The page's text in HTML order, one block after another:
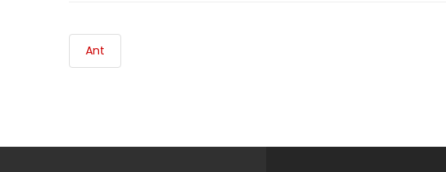
Ant